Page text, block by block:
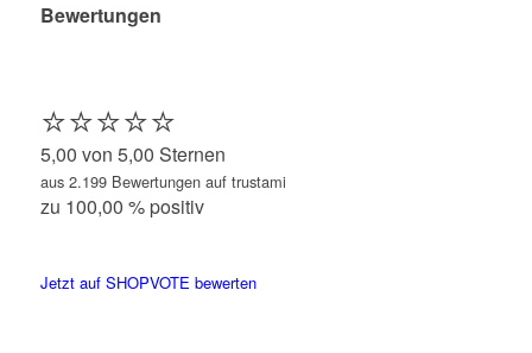
Bewertungen
⭐️⭐️⭐️⭐️⭐️
5,00 von 5,00 Sternen
aus 2.199 Bewertungen auf trustami
zu 100,00 % positiv
Jetzt auf SHOPVOTE bewerten